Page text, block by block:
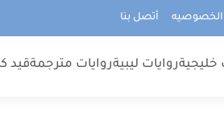
أتصل بنا
خليجيةروايات ليبيةروايات مترجمةقيد